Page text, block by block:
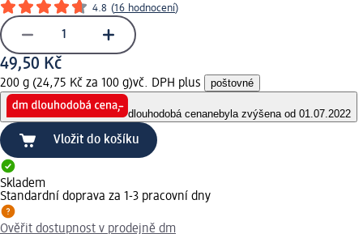
4.8 (16 hodnocení)
49,50 Kč
200 g (24,75 Kč za 100 g)vč. DPH plus poštovné
dlouhodobá cenanebyla zvýšena od 01.07.2022
Vložit do košíku
Skladem
Standardní doprava za 1-3 pracovní dny
Ověřit dostupnost v prodejně dm